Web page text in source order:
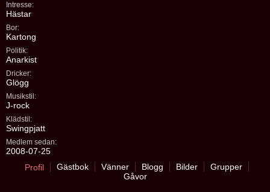
Intresse:
Hästar
Bor:
Kartong
Politik:
Anarkist
Dricker:
Glögg
Musikstil:
J-rock
Klädstil:
Swingpjatt
Medlem sedan:
2008-07-25
Profil
Gästbok Vänner Blogg Bilder
Grupper
Gåvor